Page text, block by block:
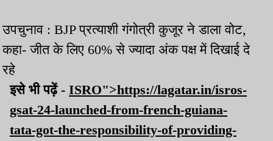
उपचुनाव : BJP प्रत्याशी गंगोत्री कुजूर ने डाला वोट,
कहा- जीत के लिए 60% से ज्यादा अंक पक्ष में दिखाई दे
रहे
इसे भी पढ़ें - ISRO">https://lagatar.in/isros-
gsat-24-launched-from-french-guiana-
tata-got-the-responsibility-of-providing-